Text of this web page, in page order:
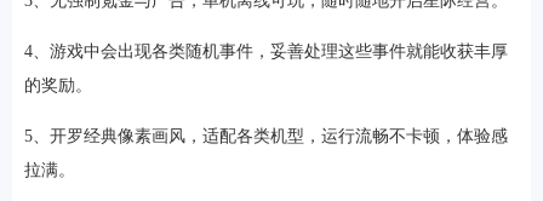
4、游戏中会出现各类随机事件，妥善处理这些事件就能收获丰厚
的奖励。
5、开罗经典像素画风，适配各类机型，运行流畅不卡顿，体验感
拉满。